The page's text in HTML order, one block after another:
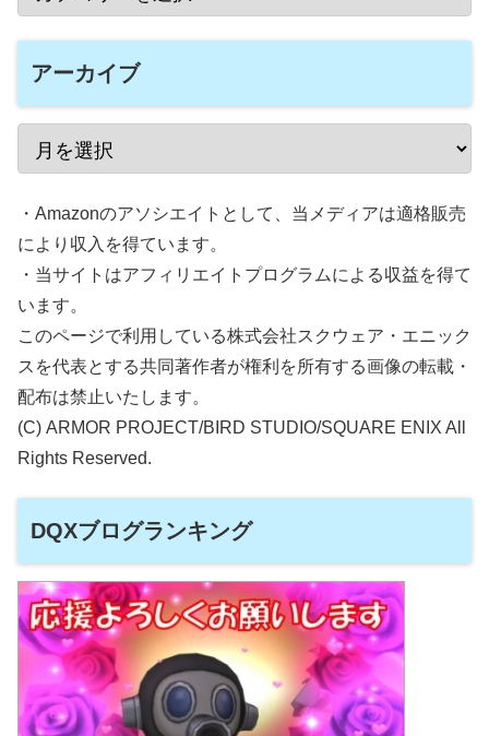
アーカイブ
・Amazonのアソシエイトとして、当メディアは適格販売
により収入を得ています。
・当サイトはアフィリエイトプログラムによる収益を得て
います。
このページで利用している株式会社スクウェア・エニック
スを代表とする共同著作者が権利を所有する画像の転載・
配布は禁止いたします。
(C) ARMOR PROJECT/BIRD STUDIO/SQUARE ENIX All
Rights Reserved.
DQXブログランキング